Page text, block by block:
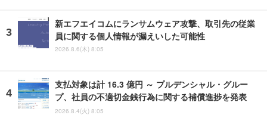
新エフエイコムにランサムウェア攻撃、取引先の従業
員に関する個人情報が漏えいした可能性
2026.8.6(木) 8:05
支払対象は計 16.3 億円 ～ プルデンシャル・グルー
プ、社員の不適切金銭行為に関する補償進捗を発表
2026.8.4(火) 8:05